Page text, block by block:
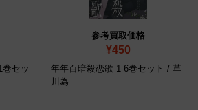
セッ
参考買取価格
¥450
年年百暗殺恋歌 1-6巻セット / 草
川為